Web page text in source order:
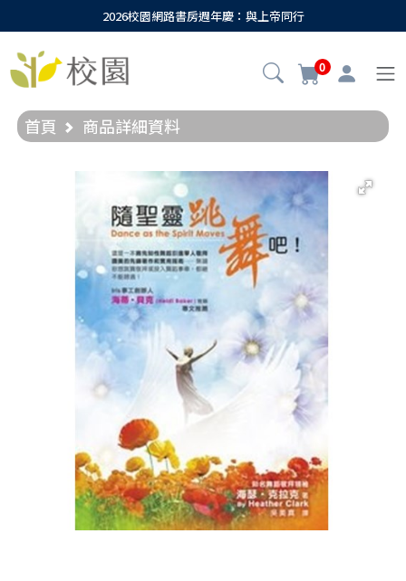
2026校園網路書房週年慶：與上帝同行
0
首頁 商品詳細資料